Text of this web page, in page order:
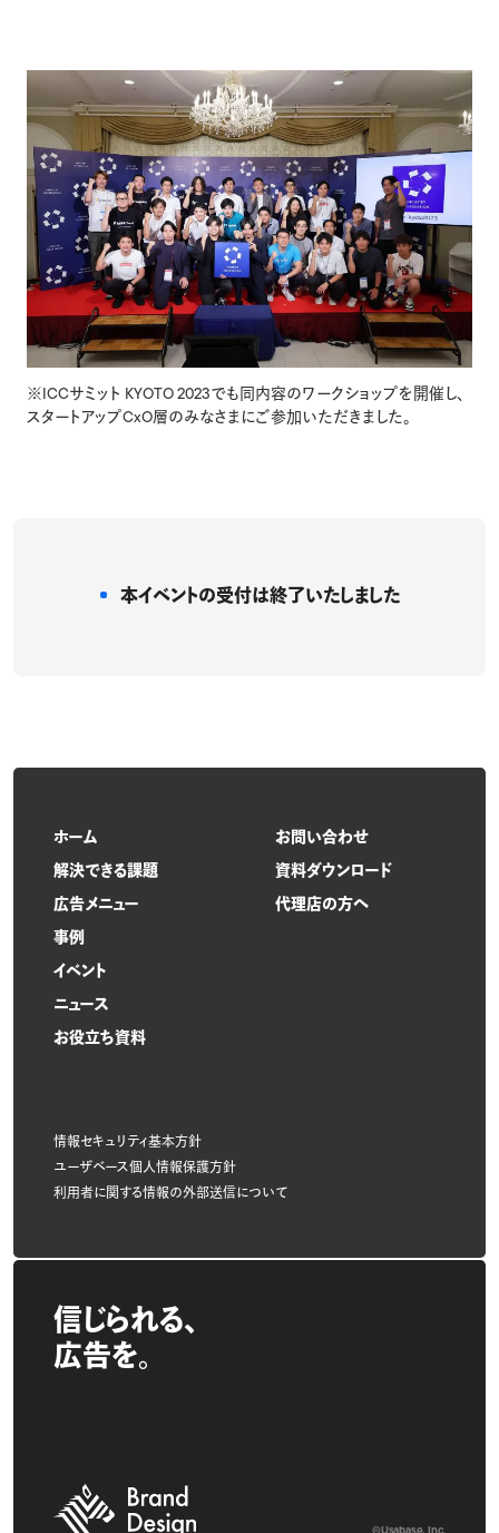
※ICCサミット KYOTO 2023でも同内容のワークショップを開催し、
スタートアップCxO層のみなさまにご参加いただきました。
本イベントの受付は終了いたしました
ホーム
解決できる課題
広告メニュー
事例
イベント
ニュース
お役立ち資料
お問い合わせ
資料ダウンロード
代理店の方へ
情報セキュリティ基本方針
ユーザベース個人情報保護方針
利用者に関する情報の外部送信について
信じられる、
広告を。